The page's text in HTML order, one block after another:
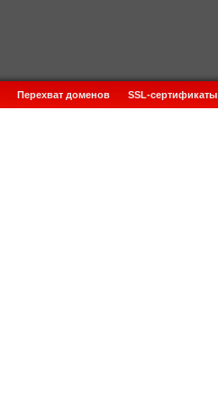
Перехват доменов SSL-сертификаты